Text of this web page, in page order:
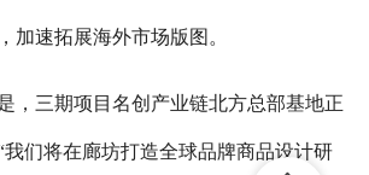
加速拓展海外市场版图。
三期项目名创产业链北方总部基地正
们将在廊坊打造全球品牌商品设计研